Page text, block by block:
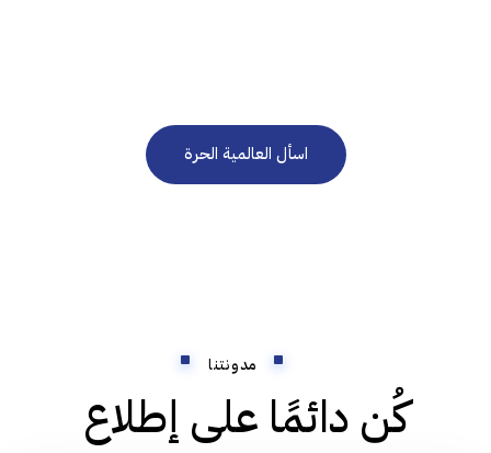
اسأل العالمية الحرة
مدونتنا
كُن دائمًا على إطلاع